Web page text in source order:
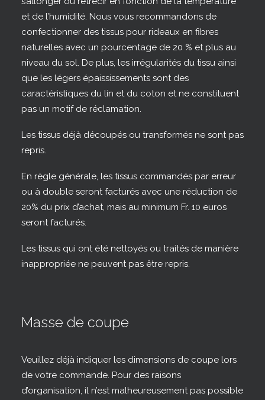
et de l’humidité. Nous vous recommandons de
confectionner des tissus pour rideaux en fibres
naturelles avec un pourcentage de 20 % et plus au
niveau du sol. De plus, les irrégularités du tissu ainsi
que les légers épaississements sont des
caractéristiques du lin et du coton et ne constituent
pas un motif de réclamation.
Les tissus déjà découpés ou transformés ne sont pas
repris.
En règle générale, les tissus commandés par erreur
ou à double seront facturés avec une réduction de
20% du prix d’achat, mais au minimum Fr. 10 euros
seront facturés.
Les tissus qui ont été nettoyés ou traités de manière
inappropriée ne peuvent pas être repris.
Masse de coupe
Veuillez déjà indiquer les dimensions de coupe lors
de votre commande. Pour des raisons
d’organisation, il n’est malheureusement pas possible